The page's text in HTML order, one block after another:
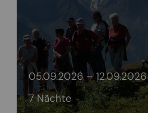
05.09.2026 – 12.09.2026
7 Nächte